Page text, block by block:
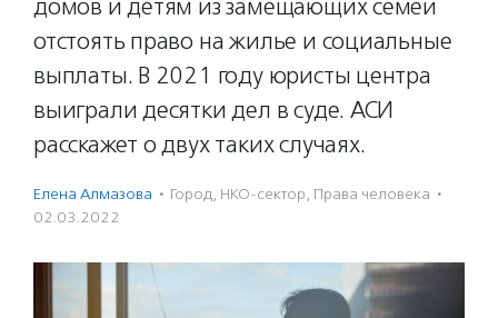
домов и детям из замещающих семей
отстоять право на жилье и социальные
выплаты. В 2021 году юристы центра
выиграли десятки дел в суде. АСИ
расскажет о двух таких случаях.
Елена Алмазова · Город, НКО-сектор, Права человека ·
02.03.2022